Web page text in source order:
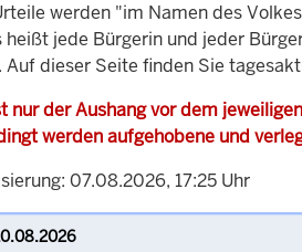
werden "im Namen des
heißt jede Bürgerin und jeder
Auf dieser Seite finden Sie
nur der Aushang vor dem
werden aufgehobene und
07.08.2026, 17:25 Uhr